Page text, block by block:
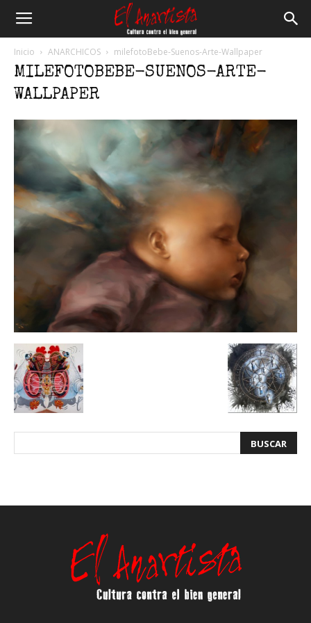
Inicio ANARCHICOS milefotoBebe-Suenos-Arte-Wallpaper
MILEFOTOBEBE-SUENOS-ARTE-
WALLPAPER